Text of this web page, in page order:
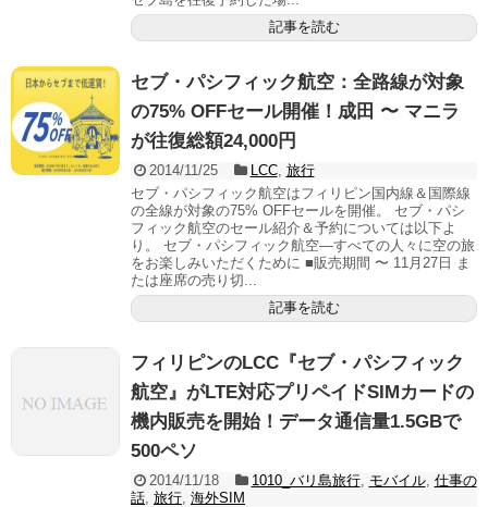
記事を読む
セブ・パシフィック航空：全路線が対象
の75% OFFセール開催！成田 〜 マニラ
が往復総額24,000円
2014/11/25 LCC, 旅行
セブ・パシフィック航空はフィリピン国内線＆国際線
の全線が対象の75% OFFセールを開催。 セブ・パシ
フィック航空のセール紹介＆予約については以下よ
り。 セブ・パシフィック航空―すべての人々に空の旅
をお楽しみいただくために ■販売期間 〜 11月27日 ま
たは座席の売り切...
記事を読む
フィリピンのLCC『セブ・パシフィック
航空』がLTE対応プリペイドSIMカードの
機内販売を開始！データ通信量1.5GBで
500ペソ
2014/11/18 1010_バリ島旅行, モバイル, 仕事の
話 旅行 海外SIM